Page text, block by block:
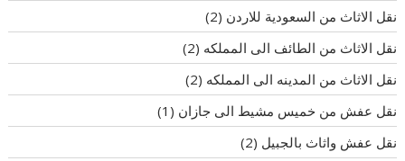
نقل الاثاث من السعودية للاردن (2)
نقل الاثاث من الطائف الى المملكه (2)
نقل الاثاث من المدينه الى المملكه (2)
نقل عفش من خميس مشيط الى جازان (1)
نقل عفش واثاث بالجبيل (2)